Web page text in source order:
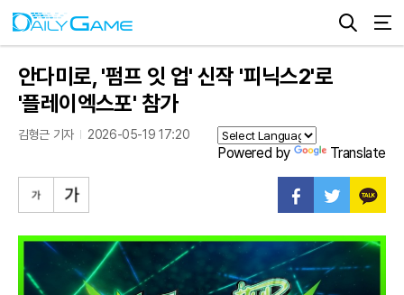
안다미로, '펌프 잇 업' 신작 '피닉스2'로
'플레이엑스포' 참가
김형근 기자 2026-05-19 17:20
Powered by Translate